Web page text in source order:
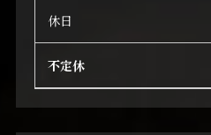
休日
不定休